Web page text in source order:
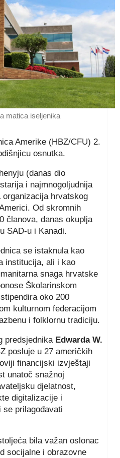
matica iseljenika
Amerike (HBZ/CFU) 2.
osnutka.
(danas dio
i najmnogoljudnija
hrvatskog
Od skromnih
članova, danas okuplja
SAD-u i Kanadi.
se istaknula kao
institucija, ali i kao
snaga hrvatske
Školarinskom
oko 200
kulturnom federacijom
i folklornu tradiciju.
predsjednika Edwarda W.
posluje u 27 američkih
financijski izvještaji
unatoč snažnoj
djelatnost,
digitalizacije i
prilagođavati
bila važan oslonac
socijalne i obrazovne